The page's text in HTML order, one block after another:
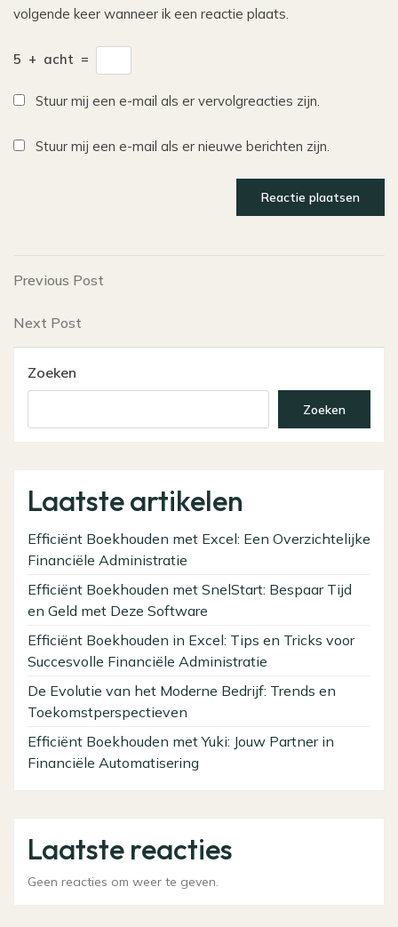
volgende keer wanneer ik een reactie plaats.
5 + acht =
Stuur mij een e-mail als er vervolgreacties zijn.
Stuur mij een e-mail als er nieuwe berichten zijn.
Bericht
navigatie
Previous
Previous Post
Next
Next Post
Zoeken
Zoeken
Laatste artikelen
Efficiënt Boekhouden met Excel: Een Overzichtelijke
Financiële Administratie
Efficiënt Boekhouden met SnelStart: Bespaar Tijd
en Geld met Deze Software
Efficiënt Boekhouden in Excel: Tips en Tricks voor
Succesvolle Financiële Administratie
De Evolutie van het Moderne Bedrijf: Trends en
Toekomstperspectieven
Efficiënt Boekhouden met Yuki: Jouw Partner in
Financiële Automatisering
Laatste reacties
Geen reacties om weer te geven.